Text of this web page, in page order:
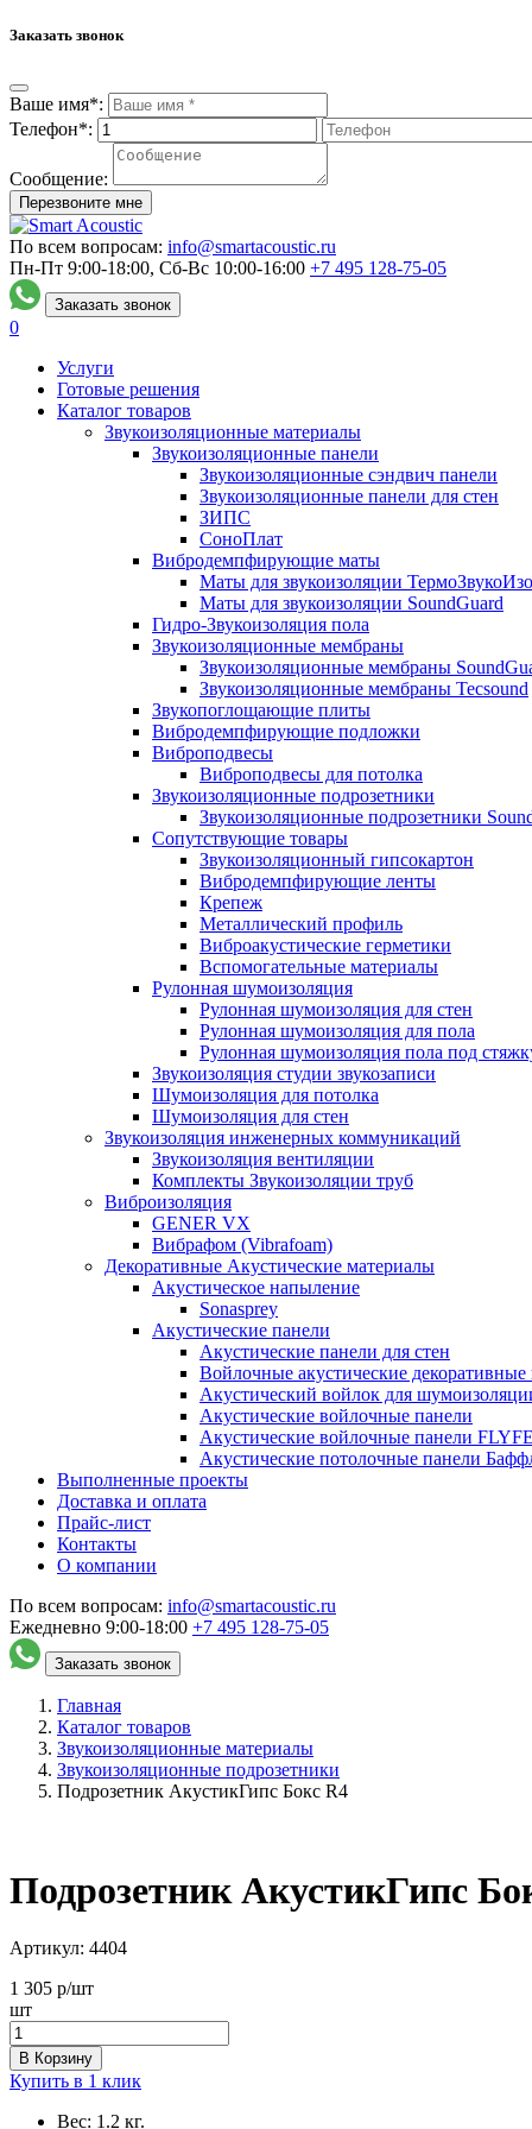
Заказать звонок
Ваше имя*:
Телефон*:
Сообщение:
Перезвоните мне
По всем вопросам: info@smartacoustic.ru
Пн-Пт 9:00-18:00, Сб-Вс 10:00-16:00 +7 495 128-75-05
Заказать звонок
0
Услуги
Готовые решения
Каталог товаров
Звукоизоляционные материалы
Звукоизоляционные панели
Звукоизоляционные сэндвич панели
Звукоизоляционные панели для стен
ЗИПС
СоноПлат
Вибродемпфирующие маты
Маты для звукоизоляции
Маты для звукоизоляции SoundGuard
Гидро-Звукоизоляция пола
Звукоизоляционные мембраны
Звукоизоляционные мембраны
Звукоизоляционные мембраны Tecsound
Звукопоглощающие плиты
Вибродемпфирующие подложки
Виброподвесы
Виброподвесы для потолка
Звукоизоляционные подрозетники
Звукоизоляционные подрозетники
Сопутствующие товары
Звукоизоляционный гипсокартон
Вибродемпфирующие ленты
Крепеж
Металлический профиль
Виброакустические герметики
Вспомогательные материалы
Рулонная шумоизоляция
Рулонная шумоизоляция для стен
Рулонная шумоизоляция для пола
Рулонная шумоизоляция пола под
Звукоизоляция студии звукозаписи
Шумоизоляция для потолка
Шумоизоляция для стен
Звукоизоляция инженерных коммуникаций
Звукоизоляция вентиляции
Комплекты Звукоизоляции труб
Виброизоляция
GENER VX
Вибрафом (Vibrafoam)
Декоративные Акустические материалы
Акустическое напыление
Sonasprey
Акустические панели
Акустические панели для стен
Войлочные акустические декоративные
Акустический войлок для
Акустические войлочные панели
Акустические войлочные панели
Акустические потолочные панели
Выполненные проекты
Доставка и оплата
Прайс-лист
Контакты
О компании
По всем вопросам: info@smartacoustic.ru
Ежедневно 9:00-18:00 +7 495 128-75-05
Заказать звонок
Главная
Каталог товаров
Звукоизоляционные материалы
Звукоизоляционные подрозетники
Подрозетник АкустикГипс Бокс R4
Подрозетник АкустикГипс
Артикул: 4404
1 305 р/шт
шт
В Корзину
Купить в 1 клик
Вес: 1.2 кг.